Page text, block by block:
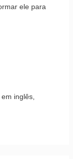
ele para
inglês,